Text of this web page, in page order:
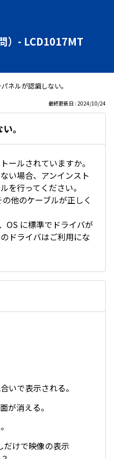
）- LCD1017MT
ネルが認識しない。
最終更新日 : 2024/10/24
。
ールされていますか。
い場合、アンインスト
を行ってください。
他のケーブルが正しく
OS に標準でドライバが
ドライバはご利用にな
いで表示される。
が消える。
だけで映像の表示